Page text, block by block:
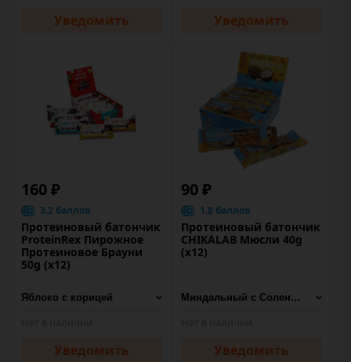
Уведомить Уведомить
160 ₽
3.2 баллов
Протеиновый батончик
ProteinRex Пирожное
Протеиновое Брауни
50g (х12)
Уведомить
90 ₽
1.8 баллов
Протеиновый батончик
CHIKALAB Мюсли 40g
(х12)
Уведомить